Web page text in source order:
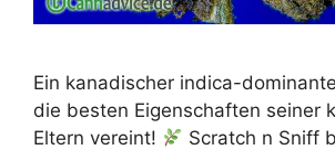
Ein kanadischer indica-
die besten Eigenschaften seiner
Eltern vereint!
Scratch n Sniff